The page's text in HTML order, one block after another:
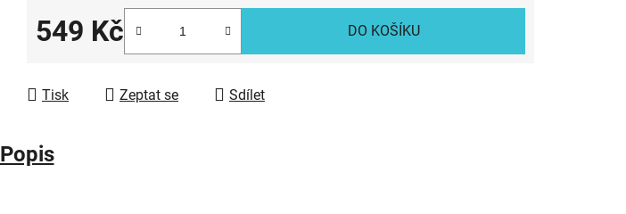
549 Kč DO KOŠÍKU
Tisk Zeptat se Sdílet
Popis